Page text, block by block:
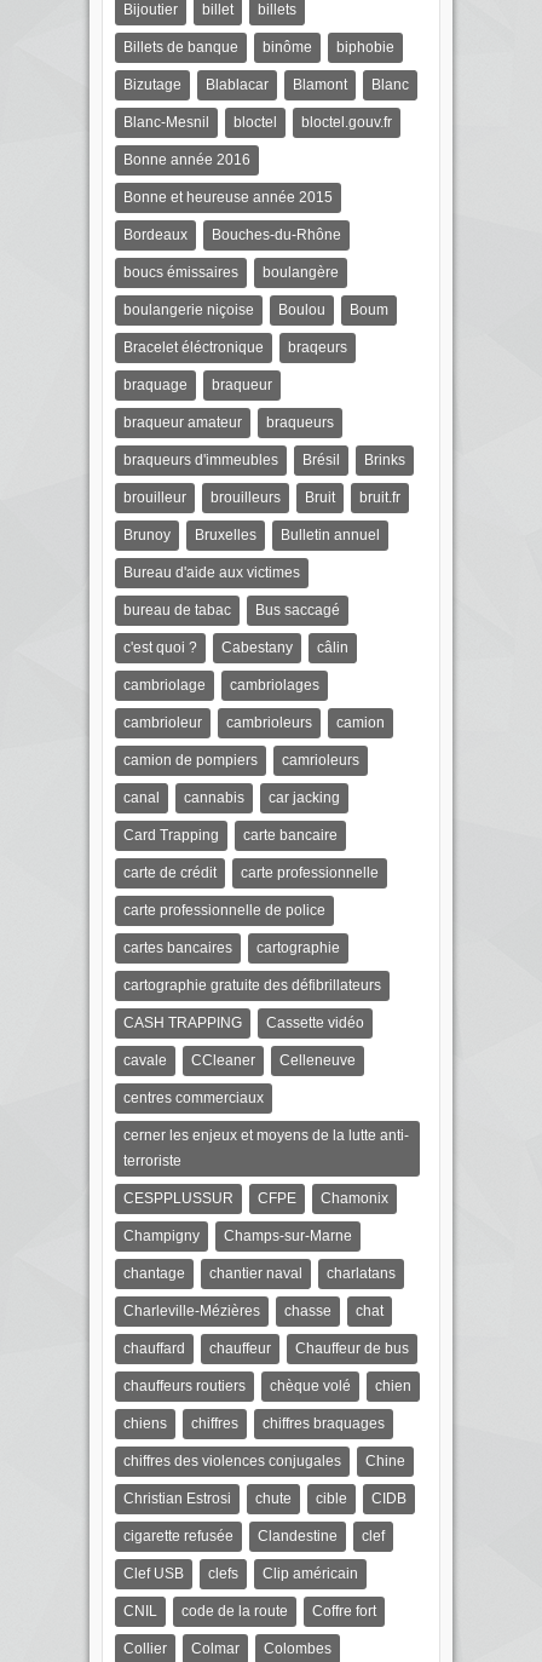
Bijoutier billet billets
Billets de banque binôme biphobie
Bizutage Blablacar Blamont Blanc
Blanc-Mesnil bloctel bloctel.gouv.fr
Bonne année 2016
Bonne et heureuse année 2015
Bordeaux Bouches-du-Rhône
boucs émissaires boulangère
boulangerie niçoise Boulou Boum
Bracelet éléctronique braqeurs
braquage braqueur
braqueur amateur braqueurs
braqueurs d'immeubles Brésil Brinks
brouilleur brouilleurs Bruit bruit.fr
Brunoy Bruxelles Bulletin annuel
Bureau d'aide aux victimes
bureau de tabac Bus saccagé
c'est quoi ? Cabestany câlin
cambriolage cambriolages
cambrioleur cambrioleurs camion
camion de pompiers camrioleurs
canal cannabis car jacking
Card Trapping carte bancaire
carte de crédit carte professionnelle
carte professionnelle de police
cartes bancaires cartographie
cartographie gratuite des défibrillateurs
CASH TRAPPING Cassette vidéo
cavale CCleaner Celleneuve
centres commerciaux
cerner les enjeux et moyens de la lutte anti-
terroriste
CESPPLUSSUR CFPE Chamonix
Champigny Champs-sur-Marne
chantage chantier naval charlatans
Charleville-Mézières chasse chat
chauffard chauffeur Chauffeur de bus
chauffeurs routiers chèque volé chien
chiens chiffres chiffres braquages
chiffres des violences conjugales Chine
Christian Estrosi chute cible CIDB
cigarette refusée Clandestine clef
Clef USB clefs Clip américain
CNIL code de la route Coffre fort
Collier Colmar Colombes